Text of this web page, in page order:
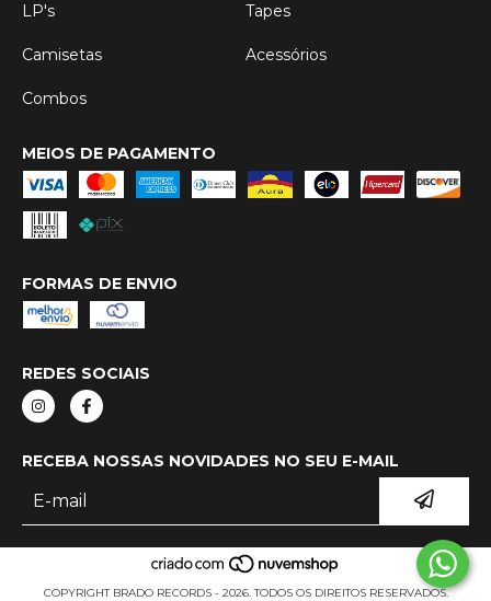
LP's Tapes
Camisetas Acessórios
Combos
MEIOS DE PAGAMENTO
FORMAS DE ENVIO
REDES SOCIAIS
RECEBA NOSSAS NOVIDADES NO SEU E-MAIL
COPYRIGHT BRADO RECORDS - 2026. TODOS OS DIREITOS RESERVADOS.